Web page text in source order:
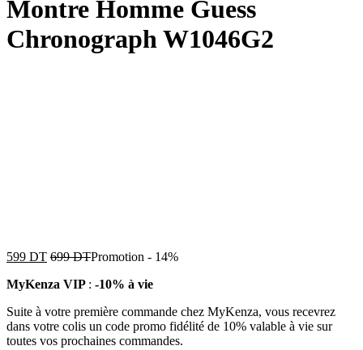
Montre Homme Guess
Chronograph W1046G2
599 DT 699DTPromotion - 14%
MyKenza VIP : -10% à vie
Suite à votre première commande chez MyKenza, vous recevrez
dans votre colis un code promo fidélité de 10% valable à vie sur
toutes vos prochaines commandes.